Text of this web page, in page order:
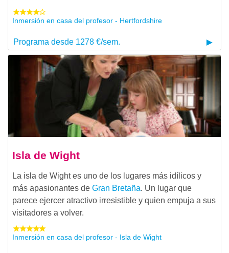
Inmersión en casa del profesor - Hertfordshire
Programa desde 1278 €/sem.
Isla de Wight
La isla de Wight es uno de los lugares más idílicos y
más apasionantes de Gran Bretaña. Un lugar que
parece ejercer atractivo irresistible y quien empuja a sus
visitadores a volver.
Inmersión en casa del profesor - Isla de Wight